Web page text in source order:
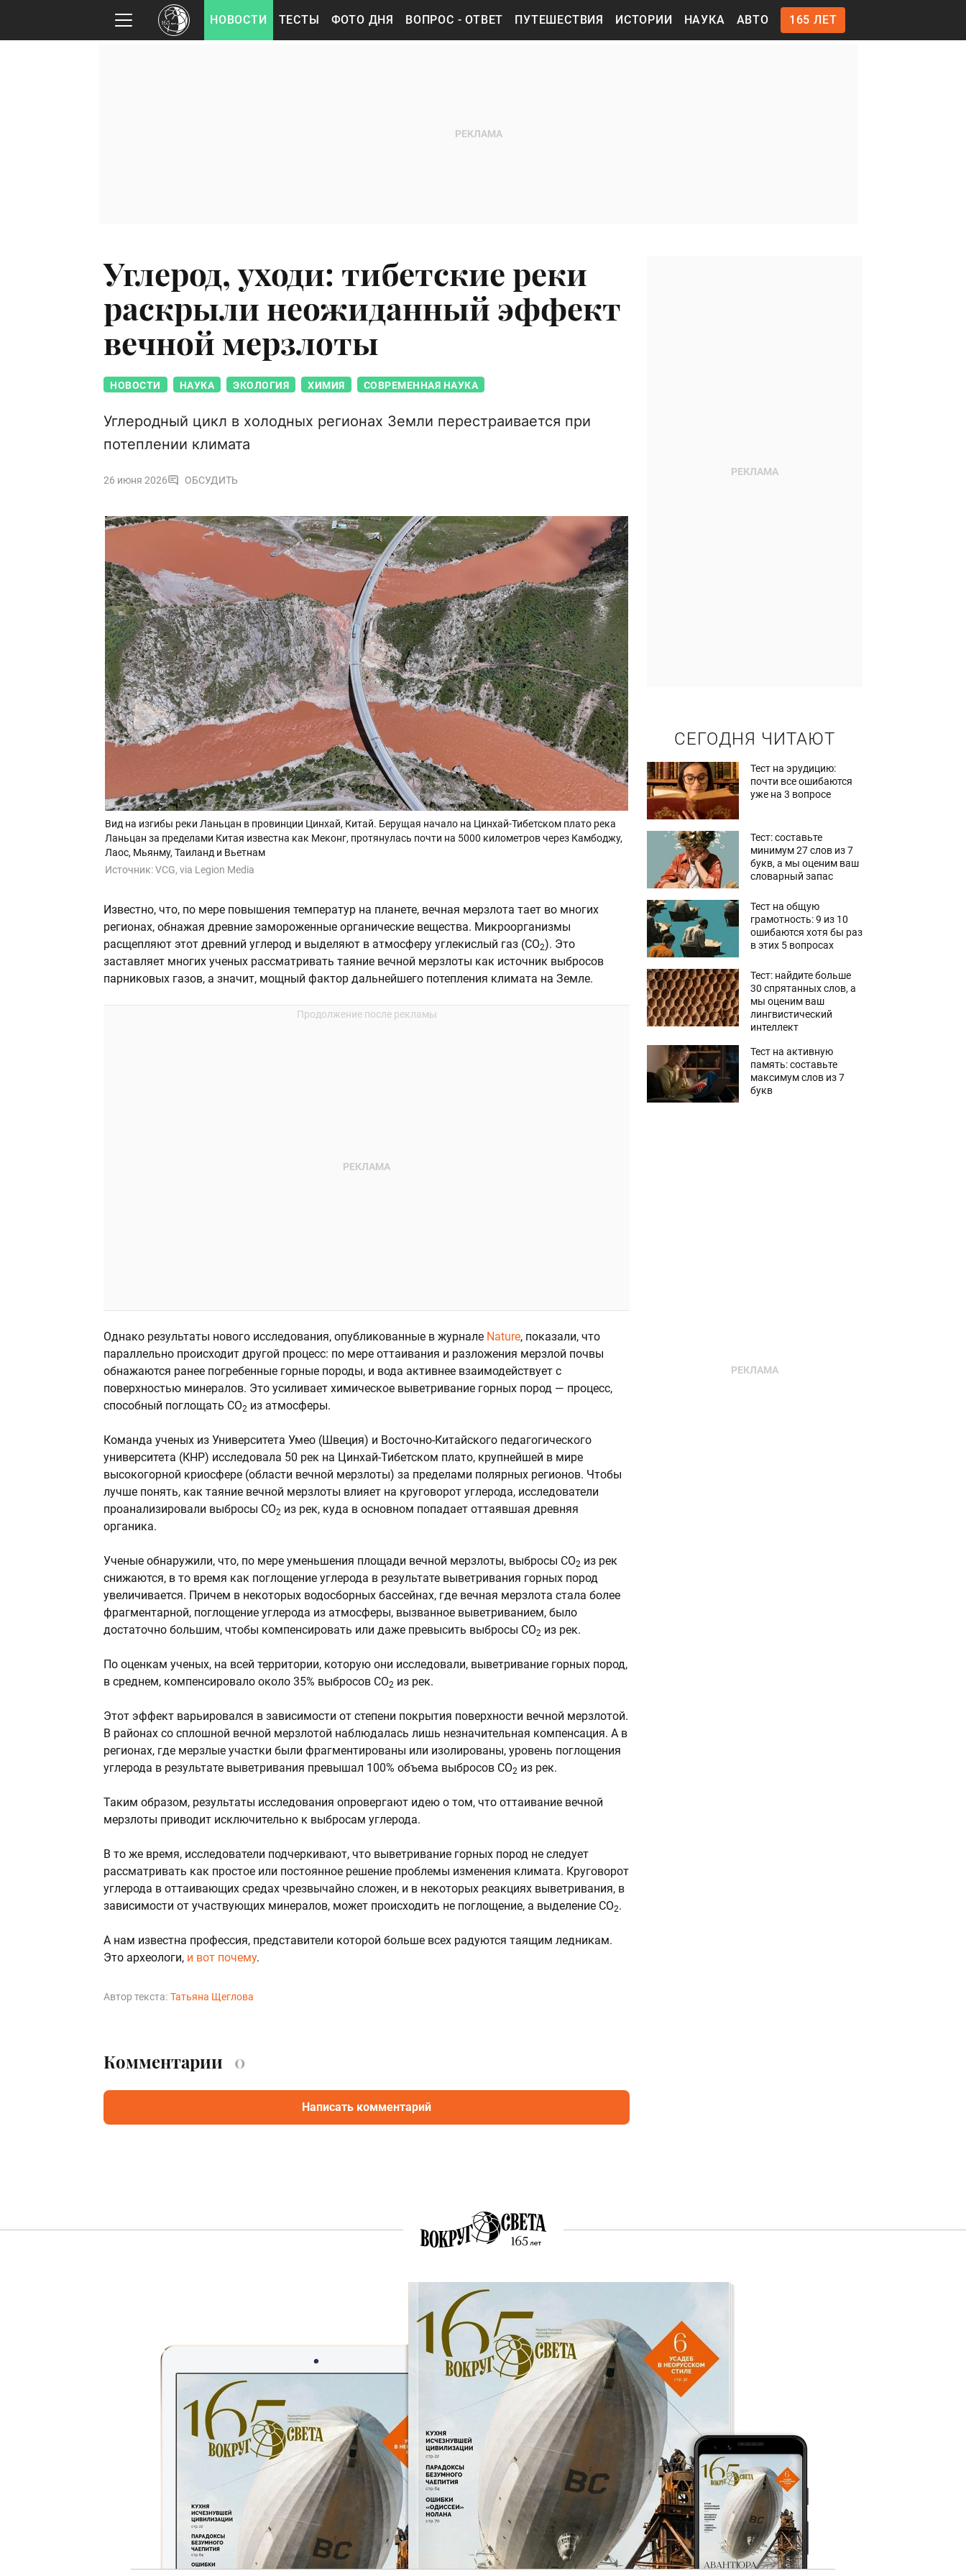
НОВОСТИ ТЕСТЫ ФОТО ДНЯ ВОПРОС - ОТВЕТ ПУТЕШЕСТВИЯ ИСТОРИИ НАУКА АВТО 165 ЛЕТ
Углерод, уходи: тибетские реки
раскрыли неожиданный эффект
вечной мерзлоты
НОВОСТИ НАУКА ЭКОЛОГИЯ ХИМИЯ СОВРЕМЕННАЯ НАУКА
Углеродный цикл в холодных регионах Земли перестраивается при
потеплении климата
26 июня 2026 ОБСУДИТЬ
Вид на изгибы реки Ланьцан в провинции Цинхай, Китай. Берущая начало на Цинхай-Тибетском плато река
Ланьцан за пределами Китая известна как Меконг, протянулась почти на 5000 километров через Камбоджу,
Лаос, Мьянму, Таиланд и Вьетнам
Источник:VCG, via Legion Media
Известно, что, по мере повышения температур на планете, вечная мерзлота тает во многих
регионах, обнажая древние замороженные органические вещества. Микроорганизмы
расщепляют этот древний углерод и выделяют в атмосферу углекислый газ (CO2). Это
заставляет многих ученых рассматривать таяние вечной мерзлоты как источник выбросов
парниковых газов, а значит, мощный фактор дальнейшего потепления климата на Земле.
Однако результаты нового исследования, опубликованные в журнале Nature, показали, что
параллельно происходит другой процесс: по мере оттаивания и разложения мерзлой почвы
обнажаются ранее погребенные горные породы, и вода активнее взаимодействует с
поверхностью минералов. Это усиливает химическое выветривание горных пород — процесс,
способный поглощать CO2 из атмосферы.
Команда ученых из Университета Умео (Швеция) и Восточно-Китайского педагогического
университета (КНР) исследовала 50 рек на Цинхай-Тибетском плато, крупнейшей в мире
высокогорной криосфере (области вечной мерзлоты) за пределами полярных регионов. Чтобы
лучше понять, как таяние вечной мерзлоты влияет на круговорот углерода, исследователи
проанализировали выбросы CO2 из рек, куда в основном попадает оттаявшая древняя
органика.
Ученые обнаружили, что, по мере уменьшения площади вечной мерзлоты, выбросы CO2 из рек
снижаются, в то время как поглощение углерода в результате выветривания горных пород
увеличивается. Причем в некоторых водосборных бассейнах, где вечная мерзлота стала более
фрагментарной, поглощение углерода из атмосферы, вызванное выветриванием, было
достаточно большим, чтобы компенсировать или даже превысить выбросы CO2 из рек.
По оценкам ученых, на всей территории, которую они исследовали, выветривание горных пород,
в среднем, компенсировало около 35% выбросов CO2 из рек.
Этот эффект варьировался в зависимости от степени покрытия поверхности вечной мерзлотой.
В районах со сплошной вечной мерзлотой наблюдалась лишь незначительная компенсация. А в
регионах, где мерзлые участки были фрагментированы или изолированы, уровень поглощения
углерода в результате выветривания превышал 100% объема выбросов CO2 из рек.
Таким образом, результаты исследования опровергают идею о том, что оттаивание вечной
мерзлоты приводит исключительно к выбросам углерода.
В то же время, исследователи подчеркивают, что выветривание горных пород не следует
рассматривать как простое или постоянное решение проблемы изменения климата. Круговорот
углерода в оттаивающих средах чрезвычайно сложен, и в некоторых реакциях выветривания, в
зависимости от участвующих минералов, может происходить не поглощение, а выделение CO2.
А нам известна профессия, представители которой больше всех радуются таящим ледникам.
Это археологи, и вот почему.
Автор текста: Татьяна Щеглова
СЕГОДНЯ ЧИТАЮТ
Тест на эрудицию:
почти все ошибаются
уже на 3 вопросе
Тест: составьте
минимум 27 слов из 7
букв, а мы оценим ваш
словарный запас
Тест на общую
грамотность: 9 из 10
ошибаются хотя бы раз
в этих 5 вопросах
Тест: найдите больше
30 спрятанных слов, а
мы оценим ваш
лингвистический
интеллект
Тест на активную
память: составьте
максимум слов из 7
букв
Комментарии 0
Написать комментарий